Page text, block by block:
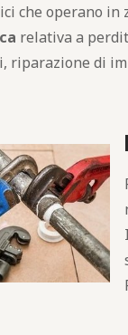
che operano in
relativa a
riparazione di